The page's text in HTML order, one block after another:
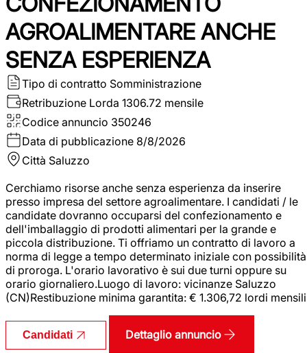
AGROALIMENTARE ANCHE
SENZA ESPERIENZA
Tipo di contratto Somministrazione
Retribuzione Lorda 1306.72 mensile
Codice annuncio 350246
Data di pubblicazione 8/8/2026
Città Saluzzo
Cerchiamo risorse anche senza esperienza da inserire
presso impresa del settore agroalimentare. I candidati / le
candidate dovranno occuparsi del confezionamento e
dell'imballaggio di prodotti alimentari per la grande e
piccola distribuzione. Ti offriamo un contratto di lavoro a
norma di legge a tempo determinato iniziale con possibilità
di proroga. L'orario lavorativo è sui due turni oppure su
orario giornaliero.Luogo di lavoro: vicinanze Saluzzo
(CN)Restibuzione minima garantita: € 1.306,72 lordi mensili
Candidati Dettaglio annuncio